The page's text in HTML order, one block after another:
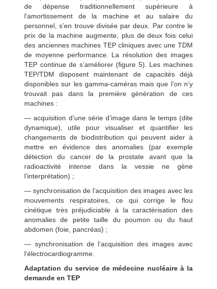
de dépense traditionnellement supérieure à
l’amortissement de la machine et au salaire du
personnel, s’en trouve divisée par deux. Par contre le
prix de la machine augmente, plus de deux fois celui
des anciennes machines TEP cliniques avec une TDM
de moyenne performance. La résolution des images
TEP continue de s’améliorer (figure 5). Les machines
TEP/TDM disposent maintenant de capacités déjà
disponibles sur les gamma-caméras mais que l’on n’y
trouvait pas dans la première génération de ces
machines :
— acquisition d’une série d’image dans le temps (dite
dynamique), utile pour visualiser et quantifier les
changements de biodistribution qui peuvent aider à
mettre en évidence des anomalies (par exemple
détection du cancer de la prostate avant que la
radioactivité intense dans la vessie ne gène
l’interprétation) ;
— synchronisation de l’acquisition des images avec les
mouvements respiratoires, ce qui corrige le flou
cinétique très préjudiciable à la caractérisation des
anomalies de petite taille du poumon ou du haut
abdomen (foie, pancréas) ;
— synchronisation de l’acquisition des images avec
l’électrocardiogramme.
Adaptation du service de médecine nucléaire à la
demande en TEP